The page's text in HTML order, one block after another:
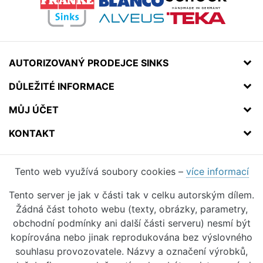
AUTORIZOVANÝ PRODEJCE SINKS
DŮLEŽITÉ INFORMACE
MŮJ ÚČET
KONTAKT
Tento web využívá soubory cookies – více informací
Tento server je jak v části tak v celku autorským dílem.
Žádná část tohoto webu (texty, obrázky, parametry,
obchodní podmínky ani další části serveru) nesmí být
kopírována nebo jinak reprodukována bez výslovného
souhlasu provozovatele. Názvy a označení výrobků,